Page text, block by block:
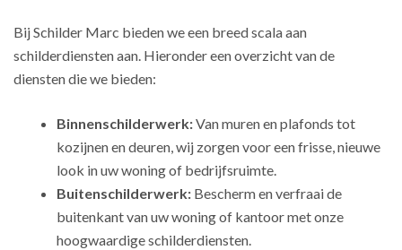
Bij Schilder Marc bieden we een breed scala aan
schilderdiensten aan. Hieronder een overzicht van de
diensten die we bieden:
Binnenschilderwerk:Van muren en plafonds tot
kozijnen en deuren, wij zorgen voor een frisse, nieuwe
look in uw woning of bedrijfsruimte.
Buitenschilderwerk: Bescherm en verfraai de
buitenkant van uw woning of kantoor met onze
hoogwaardige schilderdiensten.